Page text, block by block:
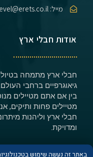
מייל: hevel@erets.co.il
אודות חבלי ארץ
חבלי ארץ מתמחה
גיאוגרפיים ברחבי
בין אם אתם מטיילים
מטיילים פחות ותיקים,
חבלי ארץ וליהנות
ומדויקת.